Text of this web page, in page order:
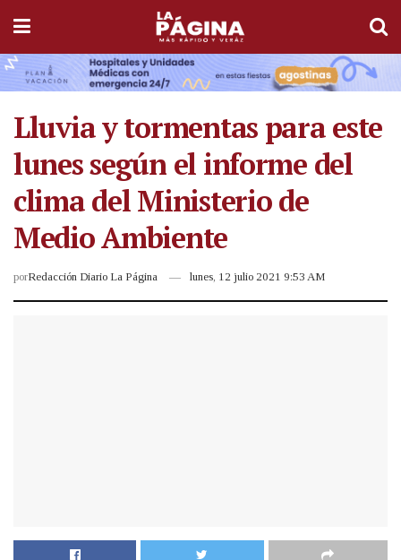
Lluvia y tormentas para este
lunes según el informe del
clima del Ministerio de
Medio Ambiente
porRedacción Diario La Página lunes, 12 julio 2021 9:53 AM